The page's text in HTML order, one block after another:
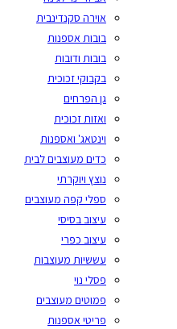
אוירה סקנדינבית
בובות אספנות
בובות ודובות
בקבוקי זכוכית
גן הפרחים
ואזות זכוכית
וינטאג' ואספנות
כדים מעוצבים לבית
נוצץ ויוקרתי
ספלי קפה מעוצבים
עיצוב בסיסי
עיצוב כפרי
עששיות מעוצבות
פסלי נוי
פמוטים מעוצבים
פריטי אספנות